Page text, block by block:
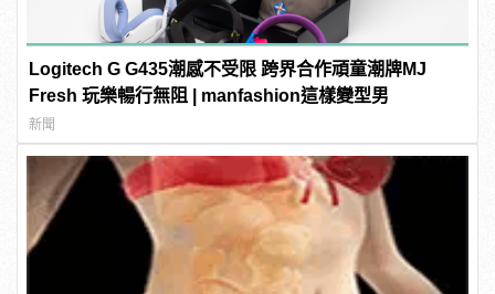
Logitech G G435潮感不受限 跨界合作頑童潮牌MJ
Fresh 玩樂暢行無阻 | manfashion這樣變型男
新聞